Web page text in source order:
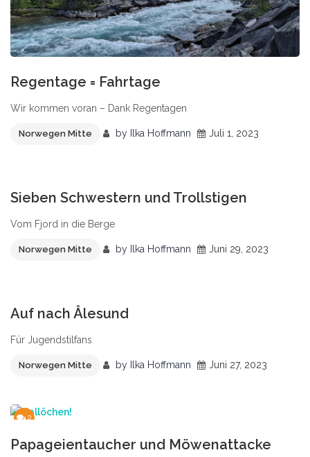
Regentage = Fahrtage
Wir kommen voran – Dank Regentagen
Norwegen Mitte by Ilka Hoffmann Juli 1, 2023
Sieben Schwestern und Trollstigen
Vom Fjord in die Berge
Norwegen Mitte by Ilka Hoffmann Juni 29, 2023
Auf nach Ålesund
Für Jugendstilfans
Norwegen Mitte by Ilka Hoffmann Juni 27, 2023
2
Papageientaucher und Möwenattacke